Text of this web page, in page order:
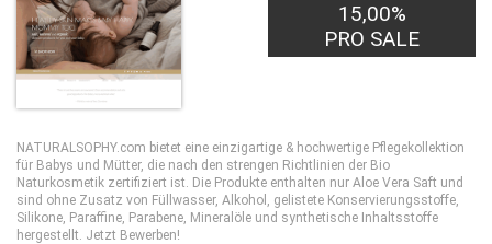
15,00%
PRO SALE
NATURALSOPHY.com bietet eine einzigartige & hochwertige Pflegekollektion
für Babys und Mütter, die nach den strengen Richtlinien der Bio
Naturkosmetik zertifiziert ist. Die Produkte enthalten nur Aloe Vera Saft und
sind ohne Zusatz von Füllwasser, Alkohol, gelistete Konservierungsstoffe,
Silikone, Paraffine, Parabene, Mineralöle und synthetische Inhaltsstoffe
hergestellt. Jetzt Bewerben!